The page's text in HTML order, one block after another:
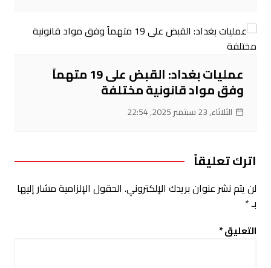
عمليات بغداد: القبض على 19 متهماً
وفق مواد قانونية مختلفة
الثلاثاء, 23 سبتمبر 2025, 22:54
اترك تعليقاً
لن يتم نشر عنوان بريدك الإلكتروني. الحقول الإلزامية مشار إليها
بـ*
التعليق*